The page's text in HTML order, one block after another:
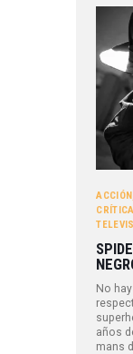
ACCIÓN
No
años
mans